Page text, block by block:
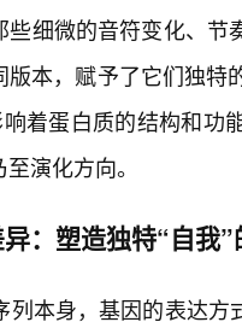
些细微的音符变化、
版本，赋予了它们独
响着蛋白质的结构和
演化方向。
：塑造独特“自我”
列本身，基因的表达